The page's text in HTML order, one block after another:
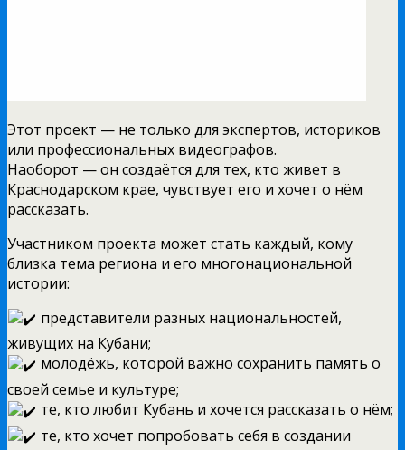
Этот проект — не только для экспертов, историков
или профессиональных видеографов.
Наоборот — он создаётся для тех, кто живет в
Краснодарском крае, чувствует его и хочет о нём
рассказать.
Участником проекта может стать каждый, кому
близка тема региона и его многонациональной
истории:
представители разных национальностей,
живущих на Кубани;
молодёжь, которой важно сохранить память о
своей семье и культуре;
те, кто любит Кубань и хочется рассказать о нём;
те, кто хочет попробовать себя в создании